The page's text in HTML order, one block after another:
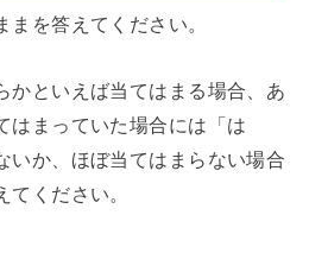
を答えてください。
かといえば当てはまる場合、あ
はまっていた場合には「は
いか、ほぼ当てはまらない場合
てください。